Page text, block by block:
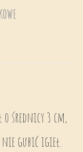
o średnicy 3 cm,
gubić igieł.